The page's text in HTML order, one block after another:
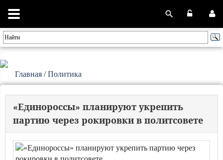
Главная /Политика
«Единороссы» планируют укрепить
партию через рокировки в политсовете